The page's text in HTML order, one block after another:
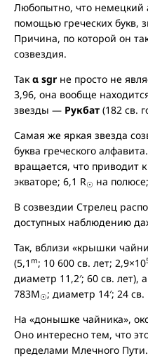
Любопытно, что немецкий
помощью греческих букв,
Причина, по которой он
созвездия.
Так α sgr не просто не
3,96, она вообще
звезды — Рукбат (182 св.
Самая же яркая звезда
буква греческого
вращается, что приводит
экваторе; 6,1 R☉ на
В созвездии Стрелец
доступных наблюдению
Так, вблизи «крышки
(5,1 m; 10 600 св. лет; 2,9×10
диаметр 11,2′; 60 св.
783M☉; диаметр 14′; 24 св.
На «донышке чайника»,
Оно интересно тем, что
пределами Млечного